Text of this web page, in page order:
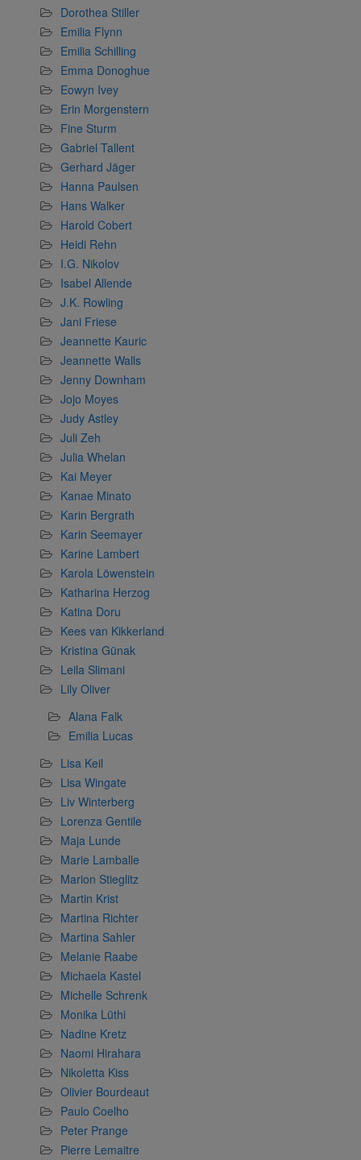
Dorothea Stiller
Emilia Flynn
Emilia Schilling
Emma Donoghue
Eowyn Ivey
Erin Morgenstern
Fine Sturm
Gabriel Tallent
Gerhard Jäger
Hanna Paulsen
Hans Walker
Harold Cobert
Heidi Rehn
I.G. Nikolov
Isabel Allende
J.K. Rowling
Jani Friese
Jeannette Kauric
Jeannette Walls
Jenny Downham
Jojo Moyes
Judy Astley
Juli Zeh
Julia Whelan
Kai Meyer
Kanae Minato
Karin Bergrath
Karin Seemayer
Karine Lambert
Karola Löwenstein
Katharina Herzog
Katina Doru
Kees van Kikkerland
Kristina Günak
Leila Slimani
Lily Oliver
Alana Falk
Emilia Lucas
Lisa Keil
Lisa Wingate
Liv Winterberg
Lorenza Gentile
Maja Lunde
Marie Lamballe
Marion Stieglitz
Martin Krist
Martina Richter
Martina Sahler
Melanie Raabe
Michaela Kastel
Michelle Schrenk
Monika Lüthi
Nadine Kretz
Naomi Hirahara
Nikoletta Kiss
Olivier Bourdeaut
Paulo Coelho
Peter Prange
Pierre Lemaitre